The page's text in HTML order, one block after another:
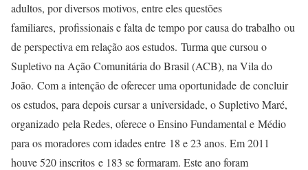
adultos, por diversos motivos, entre eles questões
familiares, profissionais e falta de tempo por causa do trabalho ou
de perspectiva em relação aos estudos. Turma que cursou o
Supletivo na Ação Comunitária do Brasil (ACB), na Vila do
João. Com a intenção de oferecer uma oportunidade de concluir
os estudos, para depois cursar a universidade, o Supletivo Maré,
organizado pela Redes, oferece o Ensino Fundamental e Médio
para os moradores com idades entre 18 e 23 anos. Em 2011
houve 520 inscritos e 183 se formaram. Este ano foram